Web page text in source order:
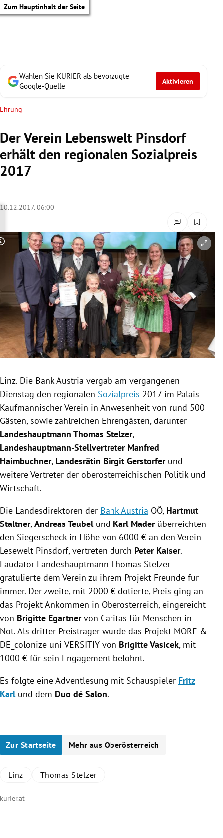
Zum Hauptinhalt der Seite
Untermenü
Untermenü
Untermenü
Untermenü
Untermenü
Untermenü
Untermenü
Untermenü
Untermenü
Untermenü
Wählen Sie KURIER als bevorzugte
Google-Quelle
Aktivieren
Ehrung
Der Verein Lebenswelt Pinsdorf
erhält den regionalen Sozialpreis
2017
10.12.2017, 06:00
Copyright-Hinweis öffnen/schließen
Linz. Die Bank Austria vergab am vergangenen
Dienstag den regionalen Sozialpreis 2017 im Palais
Kaufmännischer Verein in Anwesenheit von rund 500
Gästen, sowie zahlreichen Ehrengästen, darunter
Landeshauptmann Thomas Stelzer,
Landeshauptmann-Stellvertreter Manfred
Haimbuchner, Landesrätin Birgit Gerstorferund
weitere Vertreter der oberösterreichischen Politik und
Wirtschaft.
Die Landesdirektoren der Bank Austria OÖ, Hartmut
Staltner,Andreas Teubelund Karl Mader überreichten
den Siegerscheck in Höhe von 6000 € an den Verein
Lesewelt Pinsdorf, vertreten durch Peter Kaiser.
Laudator Landeshauptmann Thomas Stelzer
gratulierte dem Verein zu ihrem Projekt Freunde für
immer. Der zweite, mit 2000 € dotierte, Preis ging an
das Projekt Ankommen in Oberösterreich, eingereicht
von Brigitte Egartnervon Caritas für Menschen in
Not. Als dritter Preisträger wurde das Projekt MORE &
DE_colonize uni-VERSITIY von Brigitte Vasicek, mit
1000 € für sein Engagement belohnt.
Es folgte eine Adventlesung mit Schauspieler Fritz
Karlund dem Duo dé Salon.
Zur Startseite Mehr aus Oberösterreich
Linz Thomas Stelzer
kurier.at